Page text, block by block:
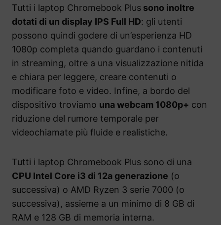
Tutti i laptop Chromebook Plus sono inoltre
dotati di un display IPS Full HD: gli utenti
possono quindi godere di un’esperienza HD
1080p completa quando guardano i contenuti
in streaming, oltre a una visualizzazione nitida
e chiara per leggere, creare contenuti o
modificare foto e video. Infine, a bordo del
dispositivo troviamo una webcam 1080p+ con
riduzione del rumore temporale per
videochiamate più fluide e realistiche.
Tutti i laptop Chromebook Plus sono di una
CPU Intel Core i3 di 12a generazione (o
successiva) o AMD Ryzen 3 serie 7000 (o
successiva), assieme a un minimo di 8 GB di
RAM e 128 GB di memoria interna.